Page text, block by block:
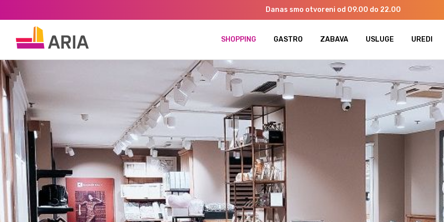
Danas smo otvoreni od 09.00 do 22.00
SHOPPING GASTRO ZABAVA USLUGE UREDI